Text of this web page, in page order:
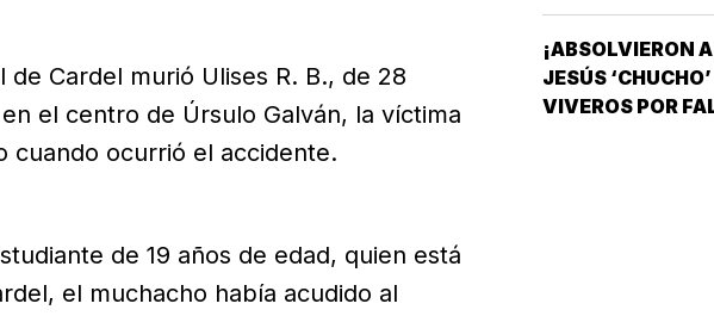
Cardel murió Ulises R. B., de 28
el centro de Úrsulo Galván, la víctima
cuando ocurrió el accidente.
de 19 años de edad, quien está
el muchacho había acudido al
¡ABSOLVIERON A
JESÚS ‘CHUCHO’
VIVEROS POR